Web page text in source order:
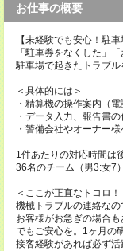
お仕事の概要
【未経験でも安心！駐
「駐車券をなくした」
駐車場で起きたトラブル
＜具体的には＞
・精算機の操作案内（電
・データ入力、報告書
・警備会社やオーナー
1件あたりの対応時間は
36名のチーム（男3:女7
＜ここが正直なトコロ！
機械トラブルの連絡なの
お客様がお急ぎの場合も
でもご安心を。1ヶ月の
接客経験があれば必ず活